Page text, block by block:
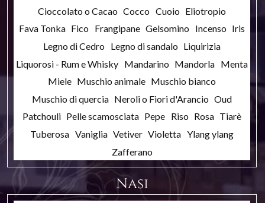
Cioccolato o Cacao Cocco Cuoio Eliotropio
Fava Tonka Fico Frangipane Gelsomino Incenso Iris
Legno di Cedro Legno di sandalo Liquirizia
Liquorosi - Rum e Whisky Mandarino Mandorla Menta
Miele Muschio animale Muschio bianco
Muschio di quercia Neroli o Fiori d'Arancio Oud
Patchouli Pelle scamosciata Pepe Riso Rosa Tiarè
Tuberosa Vaniglia Vetiver Violetta Ylang ylang
Zafferano
Nasi